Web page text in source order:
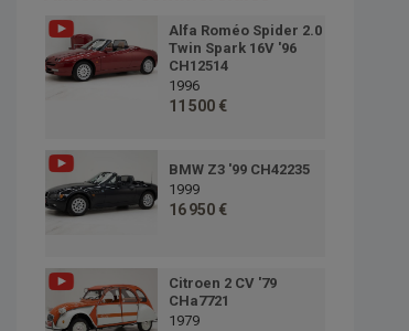
Alfa Roméo Spider 2.0
Twin Spark 16V '96
CH12514
1996
11 500 €
BMW Z3 '99 CH42235
1999
16 950 €
Citroen 2 CV '79
CHa7721
1979